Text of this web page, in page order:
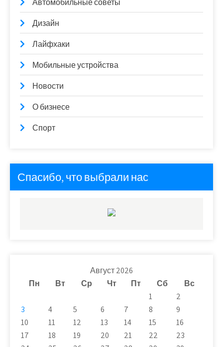
Автомобильные советы
Дизайн
Лайфхаки
Мобильные устройства
Новости
О бизнесе
Спорт
Спасибо, что выбрали нас
Август 2026
Пн
Вт Ср Чт Пт Сб
Вс
1
2
3
4 5 6 7 8
9
10
11 12 13 14 15
16
17
18 19 20 21 22
23